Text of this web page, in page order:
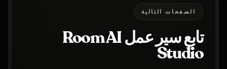
الصفحات التالية
تابع سير عمل Room AI
Studio